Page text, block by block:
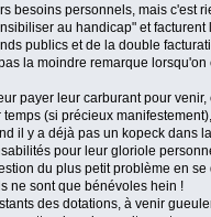
besoins personnels, mais c'est
au handicap" et
publics et de la double
la moindre remarque
payer leur carburant pour
(si précieux
il y a déjà pas un kopeck
pour leur gloriole
du plus petit problème en
ne sont que bénévoles hein !
des dotations, à venir